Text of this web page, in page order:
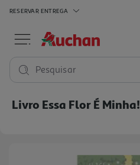
RESERVAR ENTREGA
Pesquisar
Livro Essa Flor É Minha!